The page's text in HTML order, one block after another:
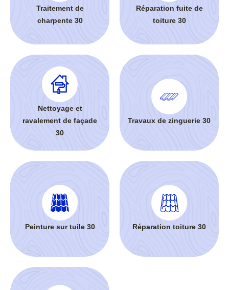
Traitement de
charpente 30
Réparation fuite de
toiture 30
Nettoyage et
ravalement de façade
30
Travaux de zinguerie 30
Peinture sur tuile 30 Réparation toiture 30